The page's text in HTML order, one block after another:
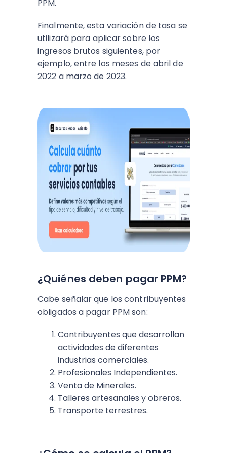
PPM.
Finalmente, esta variación de tasa se
utilizará para aplicar sobre los
ingresos brutos siguientes, por
ejemplo, entre los meses de abril de
2022 a marzo de 2023.
¿Quiénes deben pagar PPM?
Cabe señalar que los contribuyentes
obligados a pagar PPM son:
Contribuyentes que desarrollan
actividades de diferentes
industrias comerciales.
Profesionales Independientes.
Venta de Minerales.
Talleres artesanales y obreros.
Transporte terrestres.